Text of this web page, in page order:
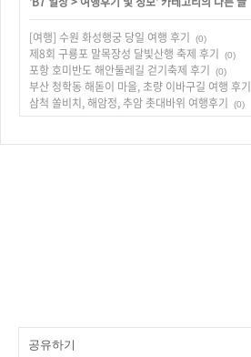
[여행] 수원 화성행궁 당일 여행 후기 (0)
제8회 구룡포 말목장성 달빛산행 축제 후기 (0)
포항 호미반도 해안둘레길 걷기축제 후기 (0)
부산 청학동 해돋이 마을, 초량 이바구길 여행 후기
삼척 쏠비치, 해암정, 추암 촛대바위 여행후기 (0)
공유하기